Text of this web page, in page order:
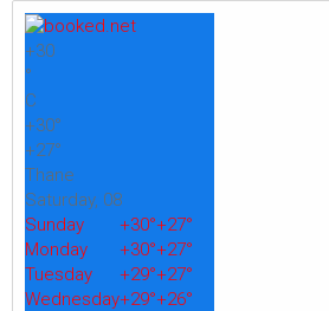
+30
°
C
+30°
+27°
Thane
Saturday, 08
Sunday
+30°+27°
Monday
+30°+27°
Tuesday
+29°+27°
Wednesday+29°+26°